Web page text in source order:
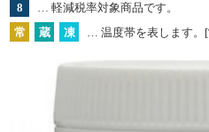
8
… 軽減税率対象商品です。
常
蔵 凍 … 温度帯を表します。